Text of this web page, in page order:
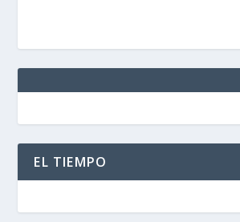
EL TIEMPO